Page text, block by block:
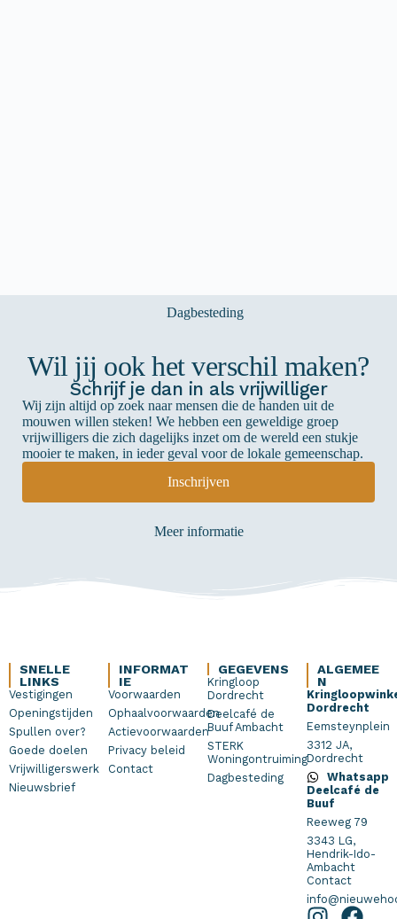
Wil jij ook het verschil maken?
Schrijf je dan in als vrijwilliger
Wij zijn altijd op zoek naar mensen die de handen uit de
mouwen willen steken! We hebben een geweldige groep
vrijwilligers die zich dagelijks inzet om de wereld een stukje
mooier te maken, in ieder geval voor de lokale gemeenschap.
Inschrijven
Meer informatie
SNELLE
LINKS
Vestigingen
Openingstijden
Spullen over?
Goede doelen
Vrijwilligerswerk
Nieuwsbrief
INFORMAT
IE
Voorwaarden
Ophaalvoorwaarden
Actievoorwaarden
Privacy beleid
Contact
GEGEVENS
Kringloop
Dordrecht
Deelcafé de
Buuf Ambacht
STERK
Woningontruiming
Dagbesteding
ALGEMEE
N
Dordrecht
Eemsteynplein
3312 JA,
Dordrecht
Whatsapp
Deelcafé de
Buuf
Reeweg 79
3343 LG,
Hendrik-Ido-
Ambacht
Contact